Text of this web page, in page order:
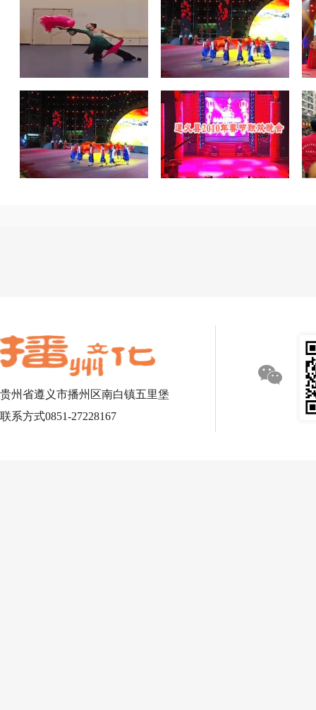
贵州省遵义市播州区南白镇五里堡
联系方式0851-27228167